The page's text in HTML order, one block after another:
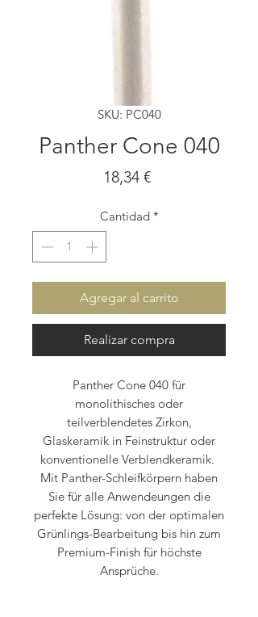
SKU: PC040
Panther Cone 040
18,34 €Precio
Cantidad *
Agregar al carrito
Realizar compra
Panther Cone 040 für
monolithisches oder
teilverblendetes Zirkon,
Glaskeramik in Feinstruktur oder
konventionelle Verblendkeramik.
Mit Panther-Schleifkörpern haben
Sie für alle Anwendeungen die
perfekte Lösung: von der optimalen
Grünlings-Bearbeitung bis hin zum
Premium-Finish für höchste
Ansprüche.